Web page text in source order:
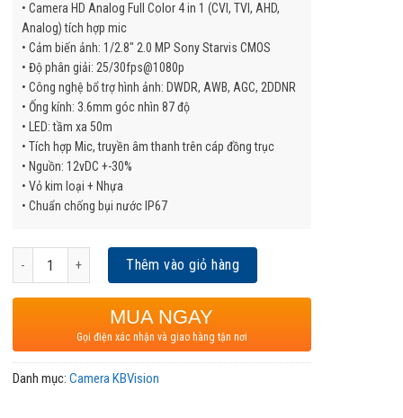
• Camera HD Analog Full Color 4 in 1 (CVI, TVI, AHD,
Analog) tích hợp mic
• Cảm biến ảnh: 1/2.8″ 2.0 MP Sony Starvis CMOS
• Độ phân giải: 25/30fps@1080p
• Công nghệ bổ trợ hình ảnh: DWDR, AWB, AGC, 2DDNR
• Ống kính: 3.6mm góc nhìn 87 độ
• LED: tầm xa 50m
• Tích hợp Mic, truyền âm thanh trên cáp đồng trục
• Nguồn: 12vDC +-30%
• Vỏ kim loại + Nhựa
• Chuẩn chống bụi nước IP67
Camera KBVISION KX-CF2213L-A số lượng
Thêm vào giỏ hàng
MUA NGAY
Gọi điện xác nhận và giao hàng tận nơi
Danh mục: Camera KBVision